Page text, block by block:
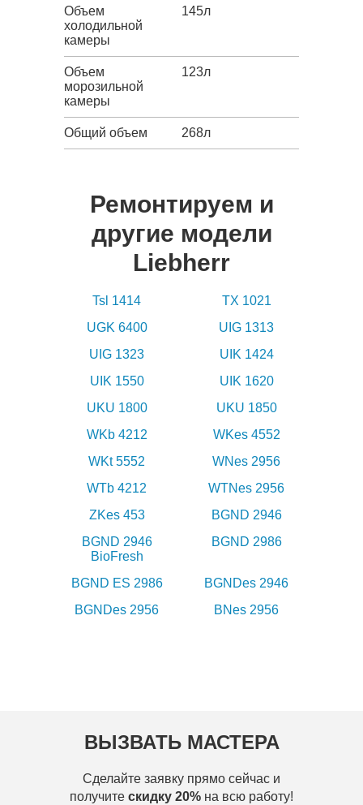
Объем
холодильной
камеры
145л
Объем
морозильной
камеры
123л
Общий объем 268л
Ремонтируем и
другие модели
Liebherr
Tsl 1414
TX 1021
UGK 6400
UIG 1313
UIG 1323
UIK 1424
UIK 1550
UIK 1620
UKU 1800
UKU 1850
WKb 4212
WKes 4552
WKt 5552
WNes 2956
WTb 4212
WTNes 2956
ZKes 453
BGND 2946
BGND 2946
BioFresh
BGND 2986
BGND ES 2986
BGNDes 2946
BGNDes 2956
BNes 2956
ВЫЗВАТЬ МАСТЕРА
Сделайте заявку прямо сейчас и
получите скидку 20% на всю работу!